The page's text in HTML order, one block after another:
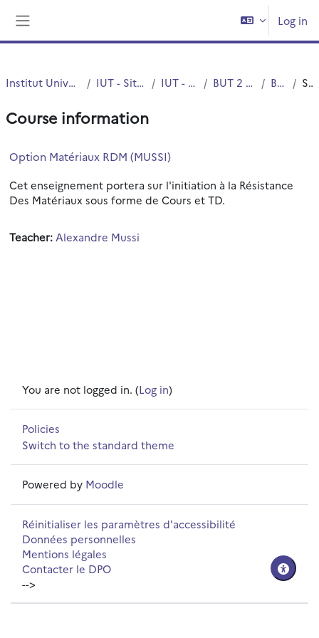
Log in
Institut Universitaire de Technologie (IUT) IUT - Site de Villeneuve d'Ascq IUT - Mesures Physiques BUT 2 - Mesures physiques BUT 2 - S4-FI Summary
Course information
Option Matériaux RDM (MUSSI)
Cet enseignement portera sur l'initiation à la Résistance
Des Matériaux sous forme de Cours et TD.
Teacher: Alexandre Mussi
You are not logged in. (Log in)
Policies
Switch to the standard theme
Powered by Moodle
Réinitialiser les paramètres d'accessibilité
Données personnelles
Mentions légales
Contacter le DPO
-->